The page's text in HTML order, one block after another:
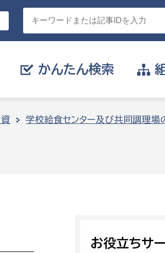
かんたん検索
目的を選択
相談をしたい
資
学校給食センター及び共同調理場
お役立ちサ